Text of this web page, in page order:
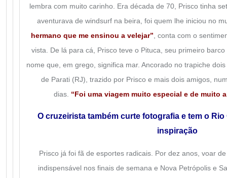
lembra com muito carinho. Era década de 70, Prisco tinha
aventurava de windsurf na beira, foi quem lhe iniciou no
hermano que me ensinou a velejar” , conta com o
vista. De lá para cá, Prisco teve o Pituca, seu primeiro
nome que, em grego, significa mar. Ancorado no trapiche
de Parati (RJ), trazido por Prisco e mais dois amigos,
dias. “Foi uma viagem muito especial e de muito
O cruzeirista também curte fotografia e tem o
inspiração
Prisco já foi fã de esportes radicais. Por dez anos, voar
indispensável nos finais de semana e Nova Petrópolis e